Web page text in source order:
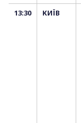
13:30
КИЇВ